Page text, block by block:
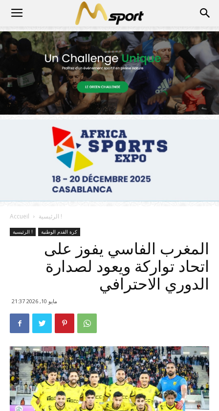
Accueil الرئيسية !
الرئيسية ! كرة القدم الوطنية
المغرب الفاسي يفوز على
اتحاد تواركة ويعود لصدارة
الدوري الاحترافي
مايو 10, 2026 21:37